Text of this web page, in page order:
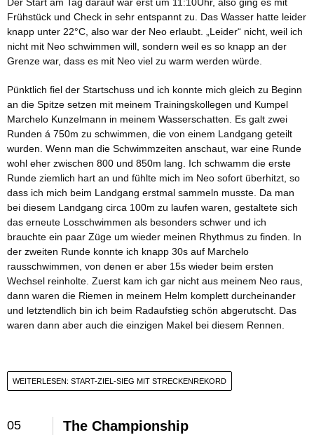
Frühstück und Check in sehr entspannt zu. Das Wasser hatte leider
knapp unter 22°C, also war der Neo erlaubt. „Leider“ nicht, weil ich
nicht mit Neo schwimmen will, sondern weil es so knapp an der
Grenze war, dass es mit Neo viel zu warm werden würde.
Pünktlich fiel der Startschuss und ich konnte mich gleich zu Beginn
an die Spitze setzen mit meinem Trainingskollegen und Kumpel
Marchelo Kunzelmann in meinem Wasserschatten. Es galt zwei
Runden á 750m zu schwimmen, die von einem Landgang geteilt
wurden. Wenn man die Schwimmzeiten anschaut, war eine Runde
wohl eher zwischen 800 und 850m lang. Ich schwamm die erste
Runde ziemlich hart an und fühlte mich im Neo sofort überhitzt, so
dass ich mich beim Landgang erstmal sammeln musste. Da man
bei diesem Landgang circa 100m zu laufen waren, gestaltete sich
das erneute Losschwimmen als besonders schwer und ich
brauchte ein paar Züge um wieder meinen Rhythmus zu finden. In
der zweiten Runde konnte ich knapp 30s auf Marchelo
rausschwimmen, von denen er aber 15s wieder beim ersten
Wechsel reinholte. Zuerst kam ich gar nicht aus meinem Neo raus,
dann waren die Riemen in meinem Helm komplett durcheinander
und letztendlich bin ich beim Radaufstieg schön abgerutscht. Das
waren dann aber auch die einzigen Makel bei diesem Rennen.
WEITERLESEN: START-ZIEL-SIEG MIT STRECKENREKORD
05 The Championship